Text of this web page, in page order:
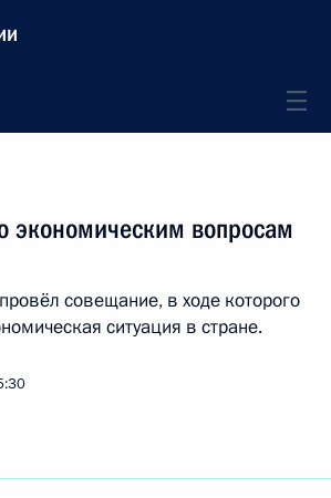
экономическим вопросам
совещание, в ходе которого
ситуация в стране.